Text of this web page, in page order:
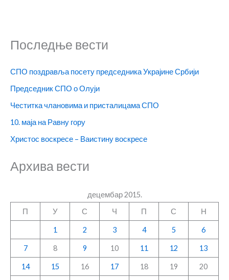
Последње вести
СПО поздравља посету председника Украјине Србији
Председник СПО о Олуји
Честитка члановима и присталицама СПО
10. маја на Равну гору
Христос воскресе – Ваистину воскресе
Архива вести
децембар 2015.
П
У С Ч П С Н
1 2 3 4 5 6
7 8 9 10 11 12 13
14 15 16 17 18 19 20